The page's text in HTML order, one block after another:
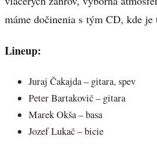
máme dočinenia s tým CD, kde je
Lineup:
Juraj Čakajda – gitara, spev
Peter Bartakovič – gitara
Marek Okša – basa
Jozef Lukač – bicie